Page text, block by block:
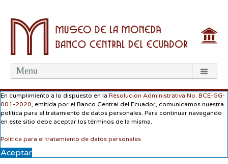
Menu
En cumplimiento a lo dispuesto en la Resolución Administrativa No. BCE-GG-
001-2020 , emitida por el Banco Central del Ecuador, comunicamos nuestra
política para el tratamiento de datos personales. Para continuar navegando
en este sitio debe aceptar los términos de la misma.
Política para el tratamiento de datos personales
Aceptar